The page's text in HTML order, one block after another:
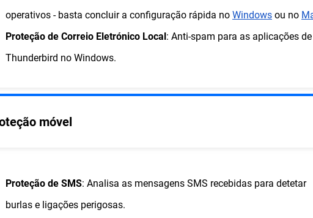
operativos - basta concluir a configuração rápida no Windows ou no
Proteção de Correio Eletrónico Local: Anti-spam para as aplicações
Thunderbird no Windows.
móvel
Proteção de SMS: Analisa as mensagens SMS recebidas para detetar
burlas e ligações perigosas.